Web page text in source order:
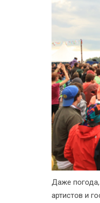
Даже погода,
артистов и